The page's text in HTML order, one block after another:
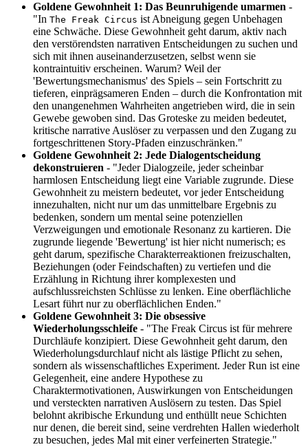
Goldene Gewohnheit 1: Das Beunruhigende umarmen -
"In The Freak Circus ist Abneigung gegen Unbehagen
eine Schwäche. Diese Gewohnheit geht darum, aktiv nach
den verstörendsten narrativen Entscheidungen zu suchen und
sich mit ihnen auseinanderzusetzen, selbst wenn sie
kontraintuitiv erscheinen. Warum? Weil der
'Bewertungsmechanismus' des Spiels – sein Fortschritt zu
tieferen, einprägsameren Enden – durch die Konfrontation mit
den unangenehmen Wahrheiten angetrieben wird, die in sein
Gewebe gewoben sind. Das Groteske zu meiden bedeutet,
kritische narrative Auslöser zu verpassen und den Zugang zu
fortgeschrittenen Story-Pfaden einzuschränken."
Goldene Gewohnheit 2: Jede Dialogentscheidung
dekonstruieren - "Jeder Dialogzeile, jeder scheinbar
harmlosen Entscheidung liegt eine Variable zugrunde. Diese
Gewohnheit zu meistern bedeutet, vor jeder Entscheidung
innezuhalten, nicht nur um das unmittelbare Ergebnis zu
bedenken, sondern um mental seine potenziellen
Verzweigungen und emotionale Resonanz zu kartieren. Die
zugrunde liegende 'Bewertung' ist hier nicht numerisch; es
geht darum, spezifische Charakterreaktionen freizuschalten,
Beziehungen (oder Feindschaften) zu vertiefen und die
Erzählung in Richtung ihrer komplexesten und
aufschlussreichsten Schlüsse zu lenken. Eine oberflächliche
Lesart führt nur zu oberflächlichen Enden."
Goldene Gewohnheit 3: Die obsessive
Wiederholungsschleife - "The Freak Circus ist für mehrere
Durchläufe konzipiert. Diese Gewohnheit geht darum, den
Wiederholungsdurchlauf nicht als lästige Pflicht zu sehen,
sondern als wissenschaftliches Experiment. Jeder Run ist eine
Gelegenheit, eine andere Hypothese zu
Charaktermotivationen, Auswirkungen von Entscheidungen
und versteckten narrativen Auslösern zu testen. Das Spiel
belohnt akribische Erkundung und enthüllt neue Schichten
nur denen, die bereit sind, seine verdrehten Hallen wiederholt
zu besuchen, jedes Mal mit einer verfeinerten Strategie."